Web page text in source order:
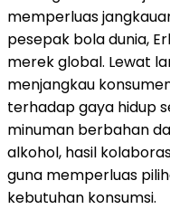
memperluas
pesepak bola dunia,
merek global. Lewat
menjangkau
terhadap gaya hidup
minuman berbahan
alkohol, hasil
guna memperluas
kebutuhan konsumsi.